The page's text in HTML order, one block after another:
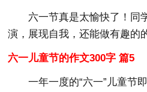
六一节真是太愉快了！同
演，展现自我，还能做有趣的
六一儿童节的作文300字 篇5
一年一度的“六一”儿童节